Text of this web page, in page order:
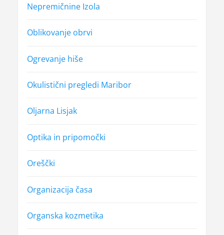
Nepremičnine Izola
Oblikovanje obrvi
Ogrevanje hiše
Okulistični pregledi Maribor
Oljarna Lisjak
Optika in pripomočki
Oreščki
Organizacija časa
Organska kozmetika